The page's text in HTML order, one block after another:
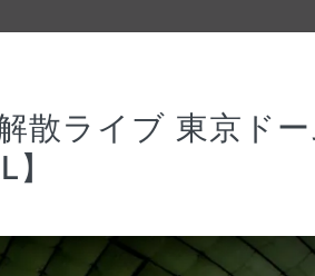
散ライブ 東京ド